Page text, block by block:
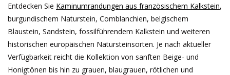
Login
Geschenkkarte kaufen
Entdecken Sie Kaminumrandungen aus französischem Kalkstein,
burgundischem Naturstein, Comblanchien, belgischem
Blaustein, Sandstein, fossilführendem Kalkstein und weiteren
historischen europäischen Natursteinsorten. Je nach aktueller
Verfügbarkeit reicht die Kollektion von sanften Beige- und
Honigtönen bis hin zu grauen, blaugrauen, rötlichen und